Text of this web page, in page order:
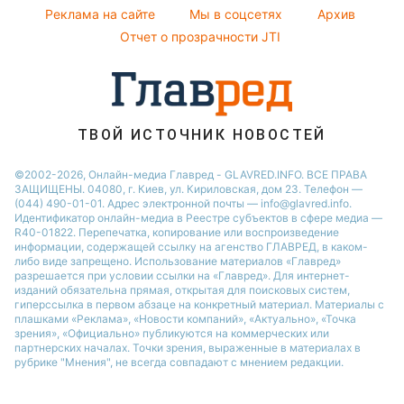
Виталий Козловский
Напитки
Реклама на сайте
Мы в соцсетях
Архив
Отчет о прозрачности JTI
ТВОЙ ИСТОЧНИК НОВОСТЕЙ
©2002-2026, Онлайн-медиа Главред - GLAVRED.INFO. ВСЕ ПРАВА
ЗАЩИЩЕНЫ. 04080, г. Киев, ул. Кириловская, дом 23. Телефон —
(044) 490-01-01. Адрес электронной почты — info@glavred.info.
Идентификатор онлайн-медиа в Реестре cубъектов в сфере медиа —
R40-01822. Перепечатка, копирование или воспроизведение
информации, содержащей ссылку на агенство ГЛАВРЕД, в каком-
либо виде запрещено. Использование материалов «Главред»
разрешается при условии ссылки на «Главред». Для интернет-
изданий обязательна прямая, открытая для поисковых систем,
гиперссылка в первом абзаце на конкретный материал. Материалы с
плашками «Реклама», «Новости компаний», «Актуально», «Точка
зрения», «Официально» публикуются на коммерческих или
партнерских началах. Точки зрения, выраженные в материалах в
рубрике "Мнения", не всегда совпадают с мнением редакции.